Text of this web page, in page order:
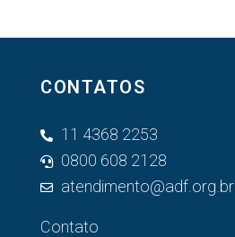
CONTATOS
11 4368 2253
0800 608 2128
atendimento@adf.org.br
Contato